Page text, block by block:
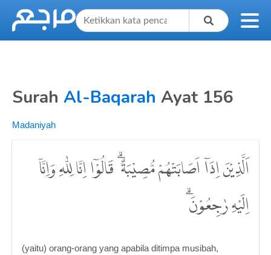
Surah Al-Baqarah Ayat 156
Madaniyah
اَلَّذِيْنَ اِذَآ اَصَابَتْهُمْ مُّصِيْبَةٌ ۗ قَالُوْٓا اِنَّا لِلّٰهِ وَاِنَّآ
اِلَيْهِ رٰجِعُوْنَۗ
(yaitu) orang-orang yang apabila ditimpa musibah,